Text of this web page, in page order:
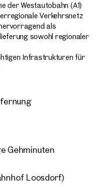
der Westautobahn (A1)
Verkehrsnetz
als
sowohl regionaler
Infrastrukturen für
Gehminuten
Loosdorf)